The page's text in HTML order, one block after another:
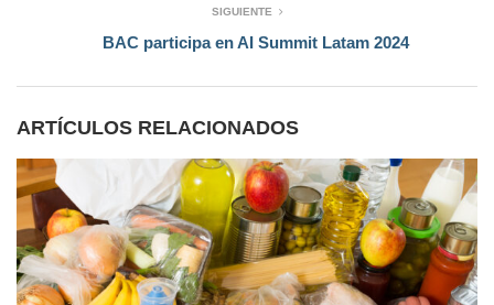
SIGUIENTE
BAC participa en AI Summit Latam 2024
ARTÍCULOS RELACIONADOS